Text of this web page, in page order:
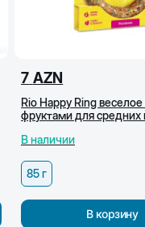
7 AZN
Rio Happy Ring
фруктами для средних
В наличии
85 г
В корзину